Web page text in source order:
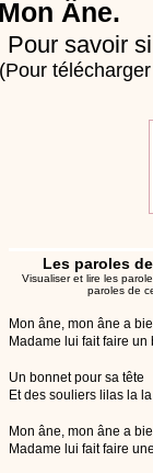
Mon Âne.
Pour savoir
(Pour
Les paroles
Visualiser et lire les
paroles de
Mon âne, mon âne a
Madame lui fait faire
Un bonnet pour sa tête
Et des souliers lilas la
Mon âne, mon âne a
Madame lui fait faire